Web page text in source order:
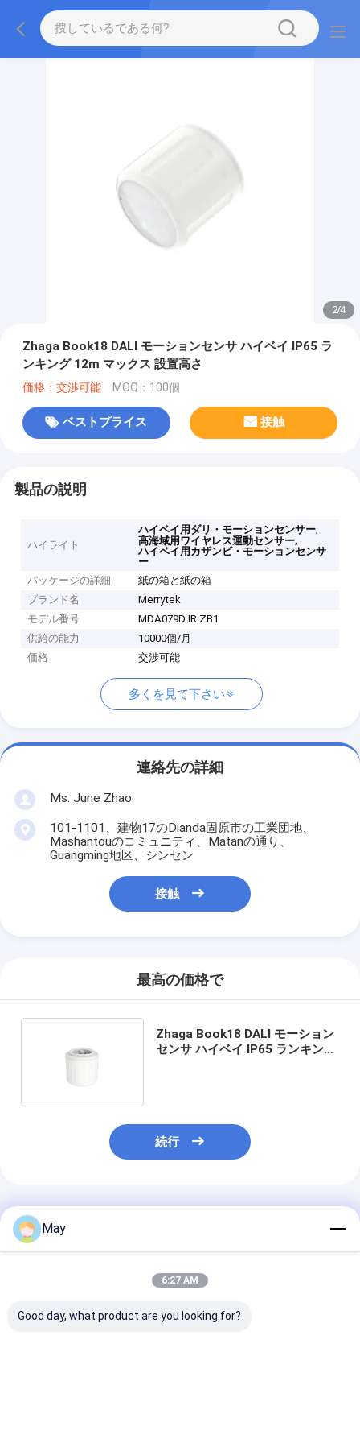
2/4
Zhaga Book18 DALI モーションセンサ ハイベイ IP65 ラ
ンキング 12m マックス 設置高さ
価格：交渉可能 MOQ：100個
ベストプライス 接触
製品の説明
ハイライト
ハイベイ用ダリ・モーションセンサー,
高海域用ワイヤレス運動センサー,
ハイベイ用カザンビ・モーションセンサ
ー
パッケージの詳細
紙の箱と紙の箱
ブランド名
Merrytek
モデル番号
MDA079D IR ZB1
供給の能力
10000個/月
価格
交渉可能
多くを見て下さい
連絡先の詳細
Ms. June Zhao
101-1101、建物17のDianda固原市の工業団地、
Mashantouのコミュニティ、Matanの通り、
Guangming地区、シンセン
接触
最高の価格で
Zhaga Book18 DALI モーション
センサ ハイベイ IP65 ランキング
続行
推薦されたプロダクト
May
6:27 AM
Good day, what product are you looking for?